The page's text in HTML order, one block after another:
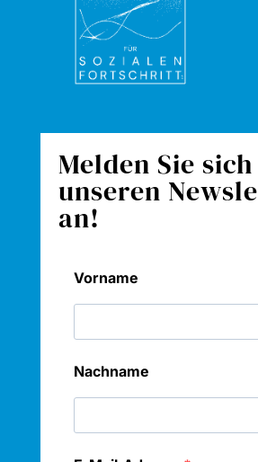
Melden Sie
unseren
an!
Vorname
Nachname